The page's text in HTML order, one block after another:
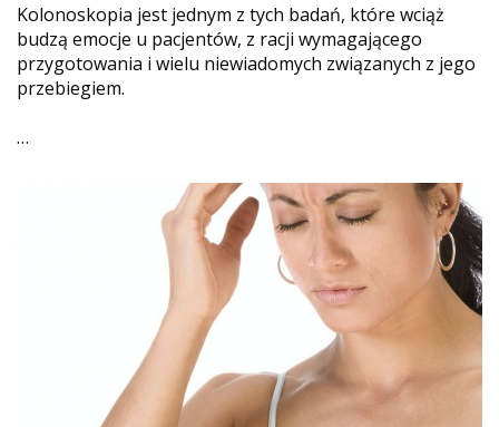
Kolonoskopia jest jednym z tych badań, które wciąż
budzą emocje u pacjentów, z racji wymagającego
przygotowania i wielu niewiadomych związanych z jego
przebiegiem.
…